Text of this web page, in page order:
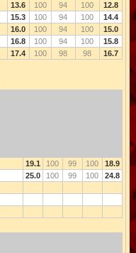
13.6 100 94 100
12.8
15.3 100 94 100
14.4
16.0 100 94 100
15.0
16.8 100 94 100
15.8
17.4 100 98 98 16.7
19.1 100 99 100
18.9
25.0 100 99 100 24.8